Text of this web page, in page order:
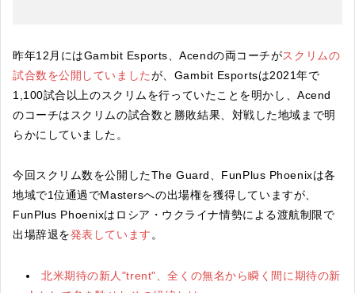
昨年12月にはGambit Esports、Acendの両コーチがスクリムの
試合数を公開していましたが、Gambit Esportsは2021年で
1,100試合以上のスクリムを行っていたことを明かし、Acend
のコーチはスクリムの試合数と勝敗結果、対戦した地域まで明
らかにしていました。
今回スクリム数を公開したThe Guard、FunPlus Phoenixは各
地域で1位通過でMastersへの出場権を獲得していますが、
FunPlus Phoenixはロシア・ウクライナ情勢による渡航制限で
出場辞退を発表しています。
北米期待の新人"trent"、全くの無名から瞬く間に期待の新